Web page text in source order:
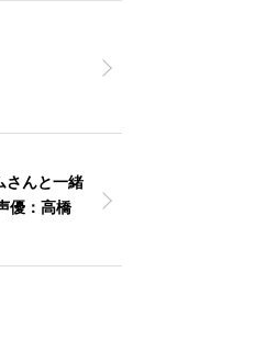
さんと一緒
優：高橋